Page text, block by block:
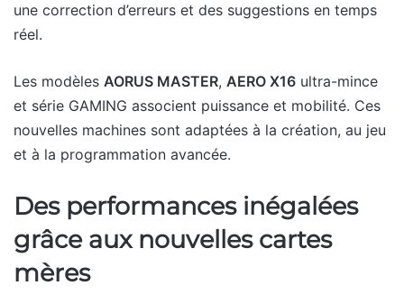
une correction d’erreurs et des suggestions en temps
réel.
Les modèles AORUS MASTER, AERO X16 ultra-mince
et série GAMING associent puissance et mobilité. Ces
nouvelles machines sont adaptées à la création, au jeu
et à la programmation avancée.
Des performances inégalées
grâce aux nouvelles cartes
mères